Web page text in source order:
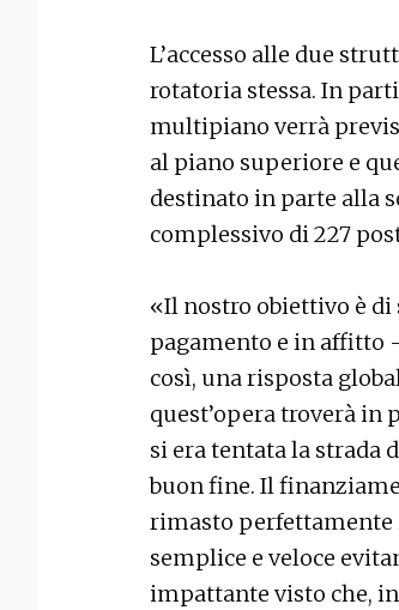
L’accesso alle due
rotatoria stessa. In
multipiano verrà
al piano superiore e
destinato in parte alla
complessivo di 227
«Il nostro obiettivo è
pagamento e in affitto
così, una risposta
quest’opera troverà in
si era tentata la strada
buon fine. Il
rimasto perfettamente
semplice e veloce
impattante visto che,